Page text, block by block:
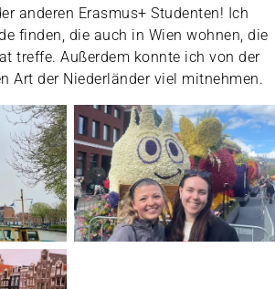
anderen Erasmus+ Studenten! Ich
finden, die auch in Wien wohnen, die
treffe. Außerdem konnte ich von der
Art der Niederländer viel mitnehmen.